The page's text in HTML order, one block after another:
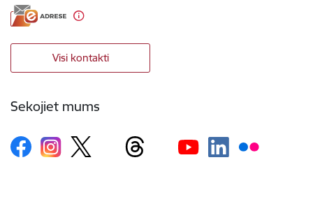
Visi kontakti
Sekojiet mums